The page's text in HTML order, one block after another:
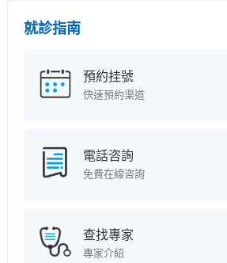
就診指南
預約挂號
快速預約渠道
電話咨詢
免費在線咨詢
查找專家
專家介紹